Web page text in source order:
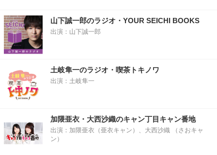
山下誠一郎のラジオ・YOUR SEICHI BOOKS
出演：山下誠一郎
土岐隼一のラジオ・喫茶トキノワ
出演：土岐隼一
加隈亜衣・大西沙織のキャン丁目キャン番地
出演：加隈亜衣（亜衣キャン）、大西沙織 （さおキャ
ン）